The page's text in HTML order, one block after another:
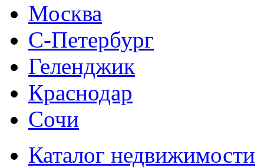
Москва
С-Петербург
Геленджик
Краснодар
Сочи
Каталог недвижимости